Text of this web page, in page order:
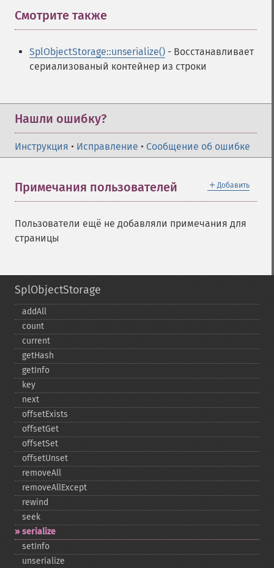
Смотрите также
SplObjectStorage::unserialize() - Восстанавливает
сериализованый контейнер из строки
Нашли ошибку?
Инструкция • Исправление • Сообщение об ошибке
＋ Добавить
Примечания пользователей
Пользователи ещё не добавляли примечания для
страницы
SplObjectStorage
addAll
count
current
getHash
getInfo
key
next
offsetExists
offsetGet
offsetSet
offsetUnset
removeAll
removeAllExcept
rewind
seek
serialize
setInfo
unserialize